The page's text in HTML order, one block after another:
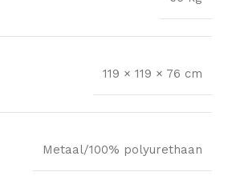
119 × 119 × 76 cm
Metaal/100% polyurethaan